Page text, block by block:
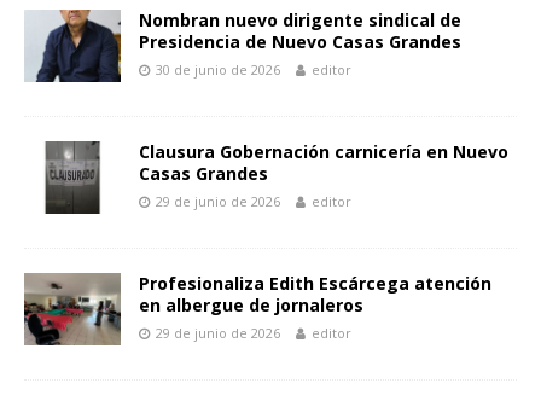
Nombran nuevo dirigente sindical de
Presidencia de Nuevo Casas Grandes
30 de junio de 2026 editor
Clausura Gobernación carnicería en Nuevo
Casas Grandes
29 de junio de 2026 editor
Profesionaliza Edith Escárcega atención
en albergue de jornaleros
29 de junio de 2026 editor